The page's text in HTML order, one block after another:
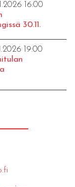
16:00
30.11.
19:00